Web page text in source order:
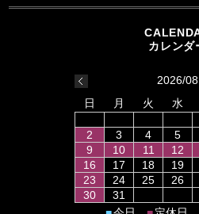
2026/08
日
月 火 水
2
3 4 5
9
10 11 12
16
17 18 19
23
24 25 26
30
31